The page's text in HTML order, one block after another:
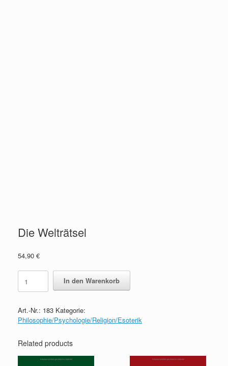
Die Welträtsel
54,90 €
Die
Welträtsel
quantity
In den Warenkorb
Art.-Nr.: 183 Kategorie:
Philosophie/Psychologie/Religion/Esoterik
Related products